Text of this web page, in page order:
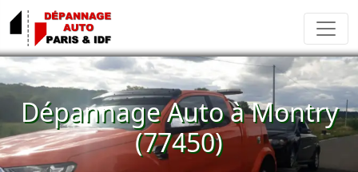
Dépannage Auto à Montry
(77450)